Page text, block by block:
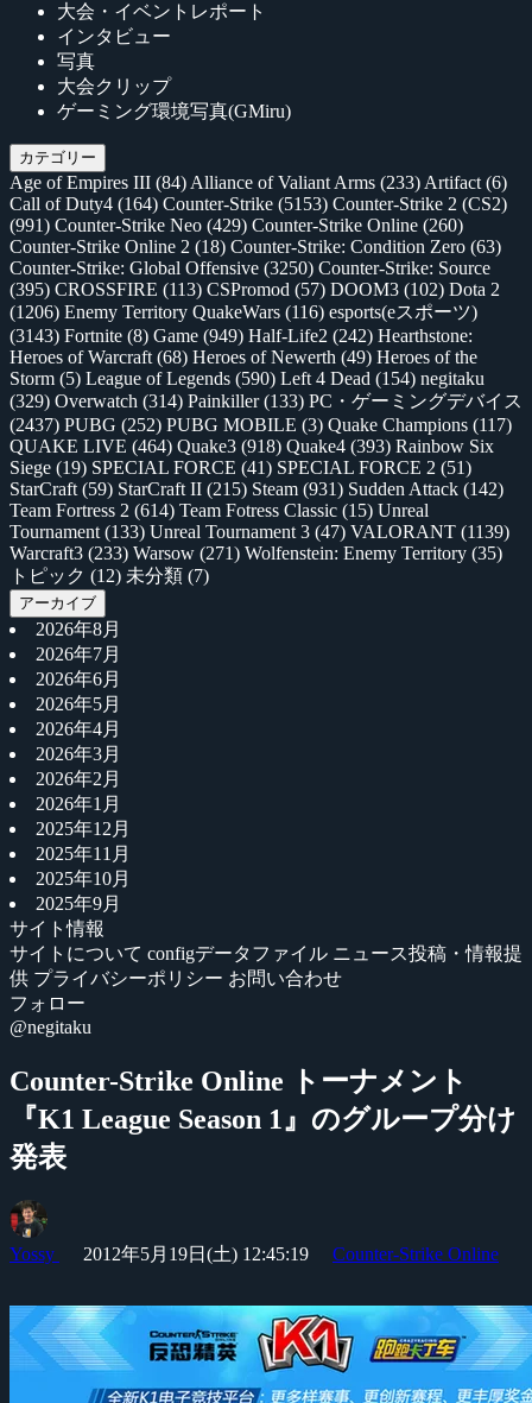
大会・イベントレポート
インタビュー
写真
大会クリップ
ゲーミング環境写真(GMiru)
カテゴリー
Age of Empires III (84) Alliance of Valiant Arms (233) Artifact (6)
Call of Duty4 (164) Counter-Strike (5153) Counter-Strike 2 (CS2)
(991) Counter-Strike Neo (429) Counter-Strike Online (260)
Counter-Strike Online 2 (18) Counter-Strike: Condition Zero (63)
Counter-Strike: Global Offensive (3250) Counter-Strike: Source
(395) CROSSFIRE (113) CSPromod (57) DOOM3 (102) Dota 2
(1206) Enemy Territory QuakeWars (116) esports(eスポーツ)
(3143) Fortnite (8) Game (949) Half-Life2 (242) Hearthstone:
Heroes of Warcraft (68) Heroes of Newerth (49) Heroes of the
Storm (5) League of Legends (590) Left 4 Dead (154) negitaku
(329) Overwatch (314) Painkiller(133) PC・ゲーミングデバイス
(2437) PUBG (252) PUBG MOBILE (3) Quake Champions (117)
QUAKE LIVE (464) Quake3 (918) Quake4 (393) Rainbow Six
Siege (19) SPECIAL FORCE (41) SPECIAL FORCE 2 (51)
StarCraft (59) StarCraft II (215) Steam (931) Sudden Attack (142)
Team Fortress 2 (614) Team Fotress Classic (15) Unreal
Tournament (133) Unreal Tournament 3 (47) VALORANT (1139)
Warcraft3 (233) Warsow (271) Wolfenstein: Enemy Territory (35)
トピック (12) 未分類 (7)
アーカイブ
2026年8月
2026年7月
2026年6月
2026年5月
2026年4月
2026年3月
2026年2月
2026年1月
2025年12月
2025年11月
2025年10月
2025年9月
サイト情報
サイトについて configデータファイル ニュース投稿・情報提
供 プライバシーポリシー お問い合わせ
フォロー
@negitaku
Counter-Strike Online トーナメント
『K1 League Season 1』のグループ分け
発表
Yossy 2012年5月19日(土) 12:45:19 Counter-Strike Online